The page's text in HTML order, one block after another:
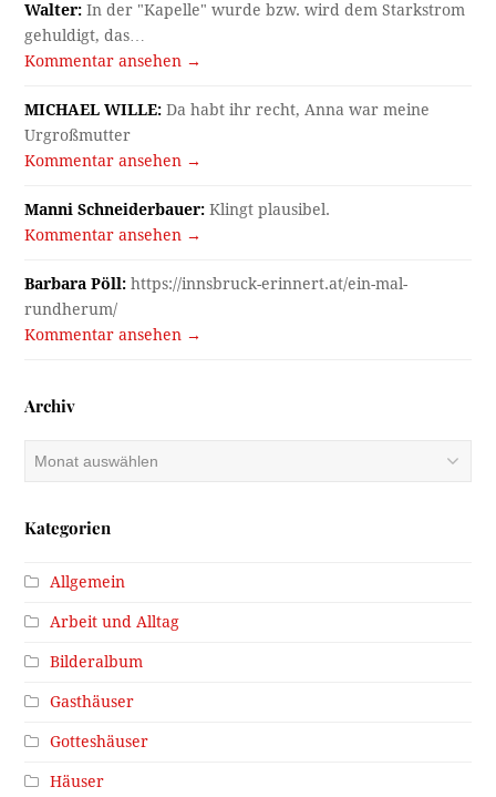
Walter: In der "Kapelle" wurde bzw. wird dem Starkstrom
gehuldigt, das…
Kommentar ansehen →
MICHAEL WILLE: Da habt ihr recht, Anna war meine
Urgroßmutter
Kommentar ansehen →
Manni Schneiderbauer: Klingt plausibel.
Kommentar ansehen →
Barbara Pöll: https://innsbruck-erinnert.at/ein-mal-
rundherum/
Kommentar ansehen →
Archiv
Archiv
Kategorien
Allgemein
Arbeit und Alltag
Bilderalbum
Gasthäuser
Gotteshäuser
Häuser